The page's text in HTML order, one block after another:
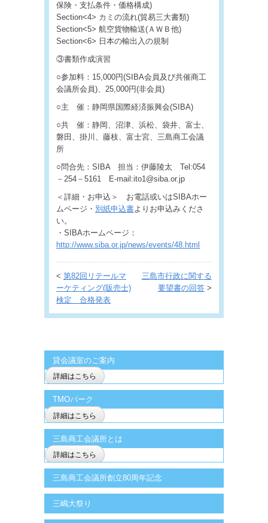
保険・支払条件・価格構成)
Section<4> カミの流れ(貿易三大書類)
Section<5> 航空貨物輸送(ＡＷＢ他)
Section<6> 日本の輸出入の規制
③書類作成演習
○参加料：15,000円(SIBA会員及び共催商工
会議所会員)、25,000円(非会員)
○主 催：静岡県国際経済振興会(SIBA)
○共 催：静岡、沼津、浜松、袋井、富士、
磐田、掛川、藤枝、富士宮、三島商工会議
所
○問合先：SIBA 担当：伊藤陵太 Tel:054
－254－5161 E-mail:ito1@siba.or.jp
＜詳細・お申込＞ お電話或いはSIBAホー
ムページ・ 別紙申込書よりお申込みくださ
い。
・SIBAホームページ：
http://www.siba.or.jp/news/events/48.html
<第82回リテールマ
ーケティング(販売士)
検定 合格発表
三島市行政に関する
要望書の回答>
貸会議室のご案内
詳細はこちら
TMOパーク
詳細はこちら
三島商工会議所とは
詳細はこちら
三島商工会議所創立80周年記念
三嶋大祭り